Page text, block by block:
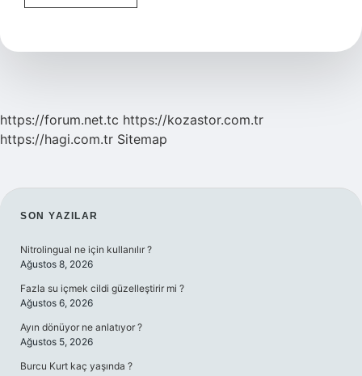
Farah
Final
https://forum.net.tc https://kozastor.com.tr
https://hagi.com.tr Sitemap
SIDEBAR
SON YAZILAR
Nitrolingual ne için kullanılır ?
Ağustos 8, 2026
Fazla su içmek cildi güzelleştirir mi ?
Ağustos 6, 2026
Ayın dönüyor ne anlatıyor ?
Ağustos 5, 2026
Burcu Kurt kaç yaşında ?